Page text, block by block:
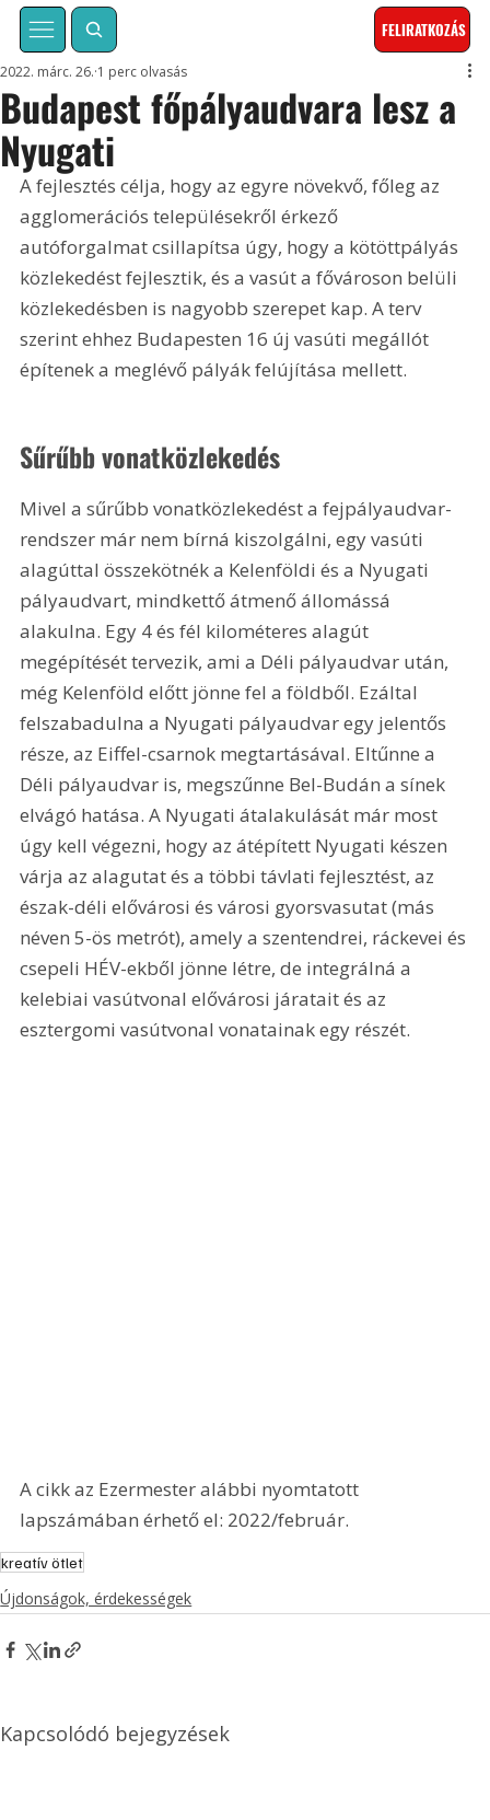
FELIRATKOZÁS
Budapest főpályaudvara lesz a
Nyugati
2022. márc. 26. 1 perc olvasás
A fejlesztés célja, hogy az egyre növekvő, főleg az
agglomerációs településekről érkező
autóforgalmat csillapítsa úgy, hogy a kötöttpályás
közlekedést fejlesztik, és a vasút a fővároson belüli
közlekedésben is nagyobb szerepet kap. A terv
szerint ehhez Budapesten 16 új vasúti megállót
építenek a meglévő pályák felújítása mellett.
Sűrűbb vonatközlekedés
Mivel a sűrűbb vonatközlekedést a fejpályaudvar-
rendszer már nem bírná kiszolgálni, egy vasúti
alagúttal összekötnék a Kelenföldi és a Nyugati
pályaudvart, mindkettő átmenő állomássá
alakulna. Egy 4 és fél kilométeres alagút
megépítését tervezik, ami a Déli pályaudvar után,
még Kelenföld előtt jönne fel a földből. Ezáltal
felszabadulna a Nyugati pályaudvar egy jelentős
része, az Eiffel-csarnok megtartásával. Eltűnne a
Déli pályaudvar is, megszűnne Bel-Budán a sínek
elvágó hatása. A Nyugati átalakulását már most
úgy kell végezni, hogy az átépített Nyugati készen
várja az alagutat és a többi távlati fejlesztést, az
észak-déli elővárosi és városi gyorsvasutat (más
néven 5-ös metrót), amely a szentendrei, ráckevei és
csepeli HÉV-ekből jönne létre, de integrálná a
kelebiai vasútvonal elővárosi járatait és az
esztergomi vasútvonal vonatainak egy részét.
A cikk az Ezermester alábbi nyomtatott
lapszámában érhető el: 2022/február.
kreatív ötlet
Újdonságok, érdekességek
Kapcsolódó bejegyzések